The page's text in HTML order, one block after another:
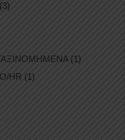
(3)
(1)
HR (1)